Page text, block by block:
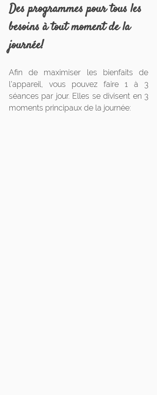
Des programmes pour tous les
besoins à tout moment de la
journée!
Afin de maximiser les bienfaits de
l'appareil, vous pouvez faire 1 à 3
séances par jour. Elles se divisent en 3
moments principaux de la journée: